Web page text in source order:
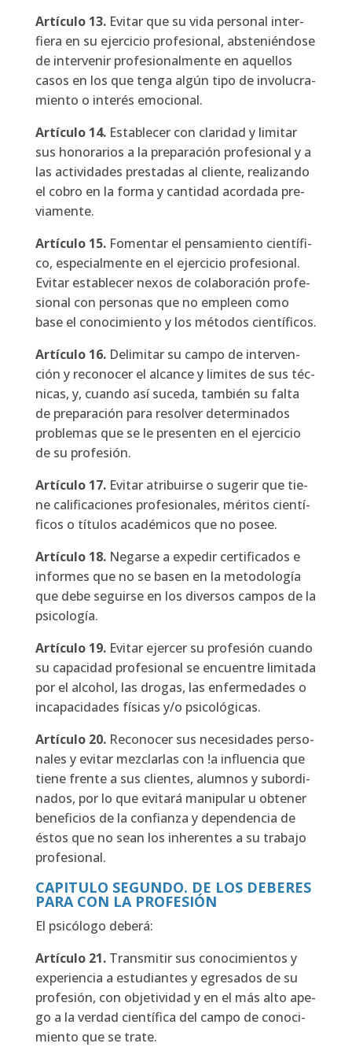
Artícu­lo 13.Evi­tar que su vida per­so­nal inter­
fie­ra en su ejer­ci­cio pro­fe­sio­nal, abs­te­nién­do­se
de inter­ve­nir pro­fe­sio­nal­men­te en aque­llos
casos en los que ten­ga algún tipo de invo­lu­cra­
mien­to o inte­rés emo­cio­nal.
Artícu­lo 14.Esta­ble­cer con cla­ri­dad y limi­tar
sus hono­ra­rios a la pre­pa­ra­ción pro­fe­sio­nal y a
las acti­vi­da­des pres­ta­das al clien­te, rea­li­zan­do
el cobro en la for­ma y can­ti­dad acor­da­da pre­
via­men­te.
Artícu­lo 15.Fomen­tar el pen­sa­mien­to cien­tí­fi­
co, espe­cial­men­te en el ejer­ci­cio pro­fe­sio­nal.
Evi­tar esta­ble­cer nexos de cola­bo­ra­ción pro­fe­
sio­nal con per­so­nas que no empleen como
base el cono­ci­mien­to y los méto­dos cien­tí­fi­cos.
Artícu­lo 16.Deli­mi­tar su cam­po de inter­ven­
ción y reco­no­cer el alcan­ce y limi­tes de sus téc­
ni­cas, y, cuan­do así suce­da, tam­bién su fal­ta
de pre­pa­ra­ción para resol­ver deter­mi­na­dos
pro­ble­mas que se le pre­sen­ten en el ejer­ci­cio
de su pro­fe­sión.
Artícu­lo 17.Evi­tar atri­buir­se o suge­rir que tie­
ne cali­fi­ca­cio­nes pro­fe­sio­na­les, méri­tos cien­tí­
fi­cos o títu­los aca­dé­mi­cos que no posee.
Artícu­lo 18.Negar­se a expe­dir cer­ti­fi­ca­dos e
infor­mes que no se basen en la meto­do­lo­gía
que debe seguir­se en los diver­sos cam­pos de la
psi­co­lo­gía.
Artícu­lo 19.Evi­tar ejer­cer su pro­fe­sión cuan­do
su capa­ci­dad pro­fe­sio­nal se encuen­tre limi­ta­da
por el alcohol, las dro­gas, las enfer­me­da­des o
inca­pa­ci­da­des físi­cas y/o psi­co­ló­gi­cas.
Artícu­lo 20.Reco­no­cer sus nece­si­da­des per­so­
na­les y evi­tar mez­clar­las con !a influen­cia que
tie­ne fren­te a sus clien­tes, alum­nos y subor­di­
na­dos, por lo que evi­ta­rá mani­pu­lar u obte­ner
bene­fi­cios de la con­fian­za y depen­den­cia de
éstos que no sean los inhe­ren­tes a su tra­ba­jo
pro­fe­sio­nal.
CAPITULO SEGUNDO. DE LOS DEBERES
PARA CON LA PROFESIÓN
El psi­có­lo­go debe­rá:
Artícu­lo 21.Trans­mi­tir sus cono­ci­mien­tos y
expe­rien­cia a estu­dian­tes y egre­sa­dos de su
pro­fe­sión, con obje­ti­vi­dad y en el más alto ape­
go a la ver­dad cien­tí­fi­ca del cam­po de cono­ci­
mien­to que se tra­te.